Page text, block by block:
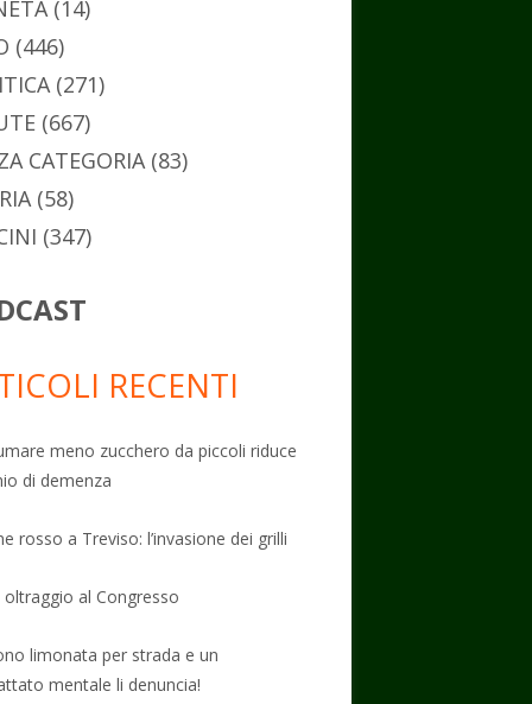
(14)
(446)
(271)
(667)
CATEGORIA(83)
(58)
(347)
RECENTI
meno zucchero da piccoli riduce
di demenza
rosso a Treviso: l’invasione dei grilli
oltraggio al Congresso
limonata per strada e un
mentale li denuncia!